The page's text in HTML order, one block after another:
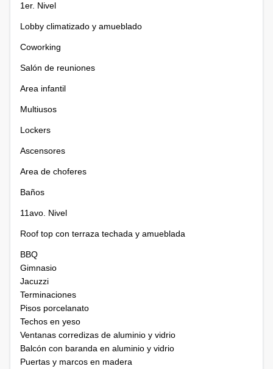
1er. Nivel
Lobby climatizado y amueblado
Coworking
Salón de reuniones
Area infantil
Multiusos
Lockers
Ascensores
Area de choferes
Baños
11avo. Nivel
Roof top con terraza techada y amueblada
BBQ
Gimnasio
Jacuzzi
Terminaciones
Pisos porcelanato
Techos en yeso
Ventanas corredizas de aluminio y vidrio
Balcón con baranda en aluminio y vidrio
Puertas y marcos en madera